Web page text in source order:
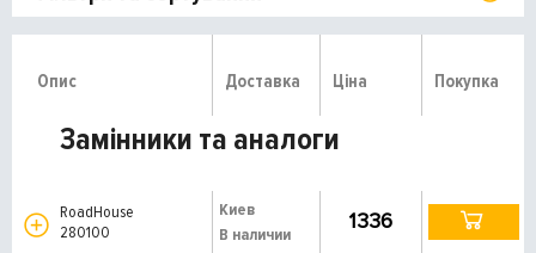
Опис Доставка Ціна Покупка
Замінники та аналоги
RoadHouse
280100
Киев
В наличии
1336